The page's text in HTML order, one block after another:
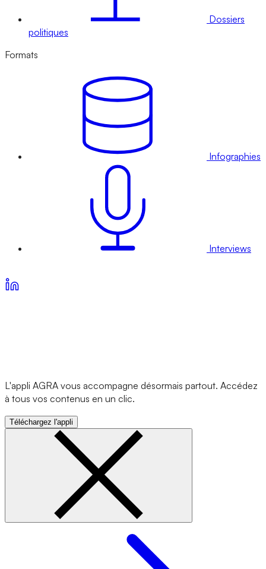
Dossiers
politiques
Formats
Infographies
Interviews
L'appli AGRA vous accompagne désormais partout. Accédez
à tous vos contenus en un clic.
Téléchargez l'appli